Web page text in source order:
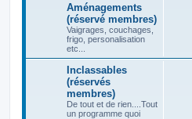
Aménagements
(réservé membres)
Vaigrages, couchages,
frigo, personalisation
etc...
Inclassables
(réservés
membres)
De tout et de rien....Tout
un programme quoi